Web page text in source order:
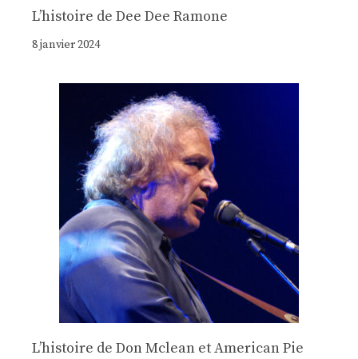
Lʼhistoire de Dee Dee Ramone
8 janvier 2024
Lʼhistoire de Don Mclean et American Pie